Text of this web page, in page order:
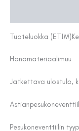
Tuoteluokka (ETIM)
Hanamateriaalimuu
Jatkettava ulostulo,
Pesukoneventtiilin